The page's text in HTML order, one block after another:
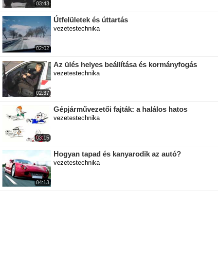
03:43
02:02
Útfelületek és úttartás
vezetestechnika
02:37
Az ülés helyes beállítása és kormányfogás
vezetestechnika
03:15
Gépjárművezetői fajták: a halálos hatos
vezetestechnika
04:13
Hogyan tapad és kanyarodik az autó?
vezetestechnika